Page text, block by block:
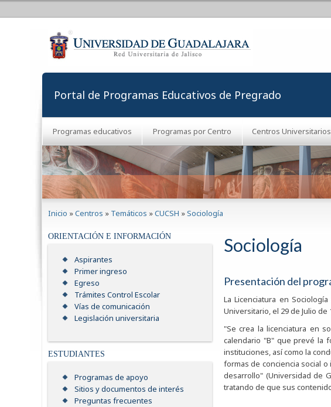
Portal de Programas Educativos de Pregrado
Programas educativos Programas por Centro Centros Universitarios
Inicio »Centros » Temáticos »CUCSH »Sociología
ORIENTACIÓN E INFORMACIÓN
Aspirantes
Primer ingreso
Egreso
Trámites Control Escolar
Vías de comunicación
Legislación universitaria
ESTUDIANTES
Programas de apoyo
Sitios y documentos de interés
Preguntas frecuentes
Sociología
Presentación del
La Licenciatura en
Universitario, el 29 de Julio de
"Se crea la licenciatura en
calendario "B" que prevé la
instituciones, así como la
formas de conciencia social
desarrollo" (Universidad de
tratando de que sus